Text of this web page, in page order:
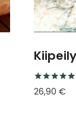
Arvostelu
tuotteesta:
26,90 €